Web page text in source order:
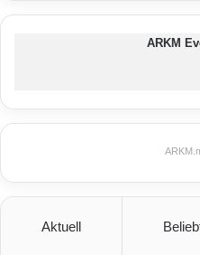
Modernisierungen
ARKM
Aktuell